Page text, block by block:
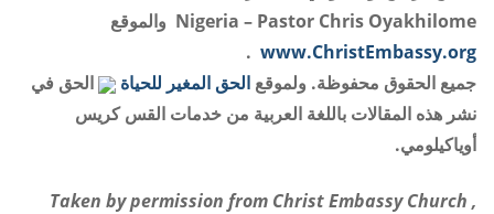
Nigeria – Pastor Chris Oyakhilome والموقع
www.ChristEmbassy.org
.
جميع الحقوق محفوظة. ولموقع الحق المغير للحياة
الحق في
نشر هذه المقالات باللغة العربية من خدمات القس كريس
أوياكيلومي.
Taken by permission from Christ Embassy Church ,